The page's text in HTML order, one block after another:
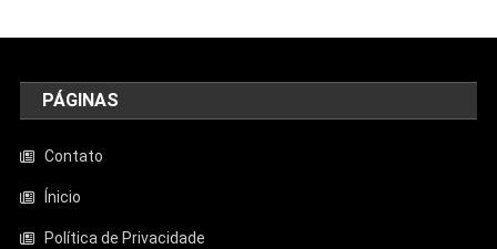
PÁGINAS
Contato
Ínicio
Política de Privacidade